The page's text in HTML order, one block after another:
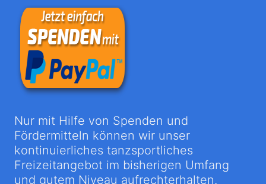
Nur mit Hilfe von Spenden und
Fördermitteln können wir unser
kontinuierliches tanzsportliches
Freizeitangebot im bisherigen Umfang
und gutem Niveau aufrechterhalten.